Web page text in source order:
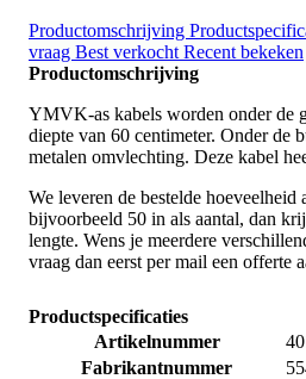
Productomschrijving
vraag Best verkocht Recent bekeken
Productomschrijving
YMVK-as kabels worden onder de
diepte van 60 centimeter. Onder de
metalen omvlechting. Deze kabel
We leveren de bestelde
bijvoorbeeld 50 in als aantal, dan
lengte. Wens je meerdere
vraag dan eerst per mail een offerte
Productspecificaties
Artikelnummer
Fabrikantnummer